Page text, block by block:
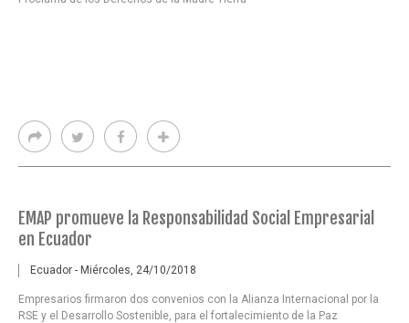
EMAP promueve la Responsabilidad Social Empresarial
en Ecuador
Ecuador - Miércoles, 24/10/2018
Empresarios firmaron dos convenios con la Alianza Internacional por la
RSE y el Desarrollo Sostenible, para el fortalecimiento de la Paz